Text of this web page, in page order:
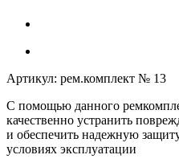
Артикул: рем.комплект № 13
С помощью данного
качественно устранить
и обеспечить надежную
условиях эксплуатации